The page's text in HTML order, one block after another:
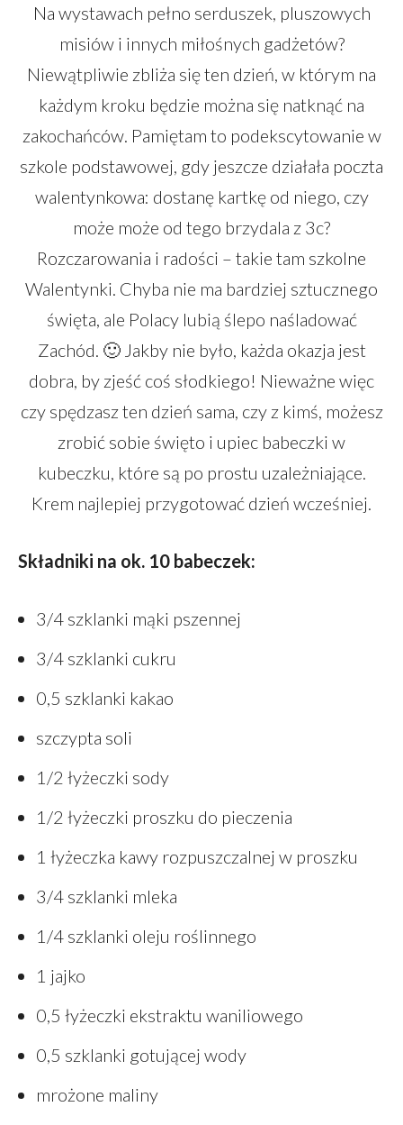
nowym
oknie)
Na wystawach pełno serduszek, pluszowych
misiów i innych miłośnych gadżetów?
Niewątpliwie zbliża się ten dzień, w którym na
każdym kroku będzie można się natknąć na
zakochańców. Pamiętam to podekscytowanie w
szkole podstawowej, gdy jeszcze działała poczta
walentynkowa: dostanę kartkę od niego, czy
może może od tego brzydala z 3c?
Rozczarowania i radości – takie tam szkolne
Walentynki. Chyba nie ma bardziej sztucznego
święta, ale Polacy lubią ślepo naśladować
Zachód. 🙂 Jakby nie było, każda okazja jest
dobra, by zjeść coś słodkiego! Nieważne więc
czy spędzasz ten dzień sama, czy z kimś, możesz
zrobić sobie święto i upiec babeczki w
kubeczku, które są po prostu uzależniające.
Krem najlepiej przygotować dzień wcześniej.
Składniki na ok. 10 babeczek:
3/4 szklanki mąki pszennej
3/4 szklanki cukru
0,5 szklanki kakao
szczypta soli
1/2 łyżeczki sody
1/2 łyżeczki proszku do pieczenia
1 łyżeczka kawy rozpuszczalnej w proszku
3/4 szklanki mleka
1/4 szklanki oleju roślinnego
1 jajko
0,5 łyżeczki ekstraktu waniliowego
0,5 szklanki gotującej wody
mrożone maliny